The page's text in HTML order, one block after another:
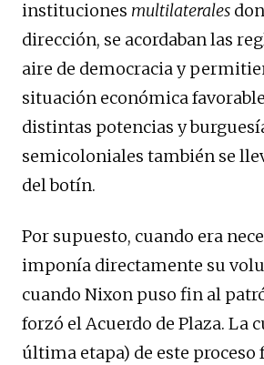
instituciones multilaterales
dirección, se acordaban las
aire de democracia y
situación económica
distintas potencias y
semicoloniales también se
del botín.
Por supuesto, cuando era
imponía directamente su
cuando Nixon puso fin al
forzó el Acuerdo de Plaza. La
última etapa) de este proceso